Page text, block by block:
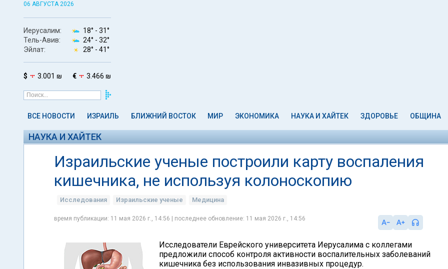
06 АВГУСТА 2026
Иерусалим: 18° - 31°
Тель-Авив:
24° - 32°
Эйлат:
28° - 41°
$ 3.001 ₪ € 3.466 ₪
ВСЕ НОВОСТИ ИЗРАИЛЬ БЛИЖНИЙ ВОСТОК МИР ЭКОНОМИКА НАУКА И ХАЙТЕК ЗДОРОВЬЕ ОБЩИНА
НАУКА И ХАЙТЕК
Израильские ученые построили карту воспаления
кишечника, не используя колоноскопию
Исследования Израильские ученые Медицина
время публикации: 11 мая 2026 г., 14:56 | последнее обновление: 11 мая 2026 г., 14:56
Исследователи Еврейского университета Иерусалима с коллегами
предложили способ контроля активности воспалительных заболеваний
кишечника без использования инвазивных процедур.